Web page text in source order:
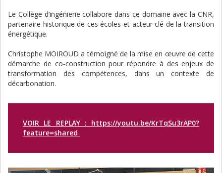
Le Collège d’ingénierie collabore dans ce domaine avec la CNR,
partenaire historique de ces écoles et acteur clé de la transition
énergétique.
Christophe MOIROUD a témoigné de la mise en œuvre de cette
démarche de co-construction pour répondre à des enjeux de
transformation des compétences, dans un contexte de
décarbonation.
VOIR LE REPLAY : https://youtu.be/KrTqSu3rAP0?
feature=shared